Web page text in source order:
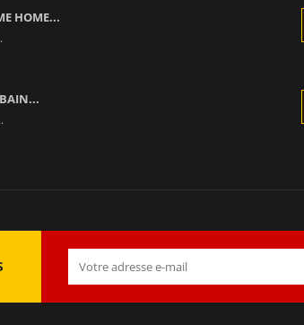
HOME...